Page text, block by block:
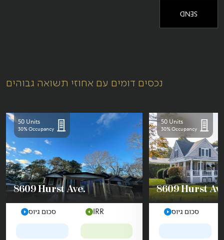
נכסים דומים עם אחוזי תשואה גבוהים
8609 Hurst Ave.
50 Units
30% Occupancy
סכום גיוס IRR
8609 Hurst
50 Units
30% Occupancy
סכום גיוס